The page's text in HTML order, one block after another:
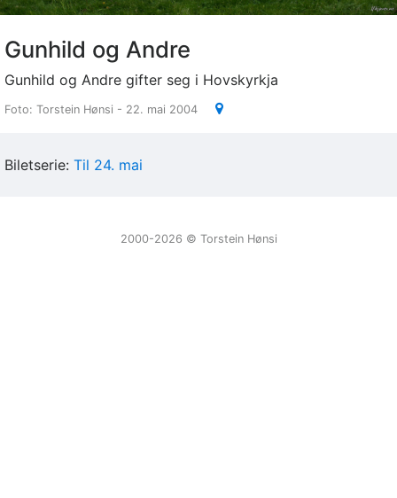
Gunhild og Andre
Gunhild og Andre gifter seg i Hovskyrkja
Foto: Torstein Hønsi - 22. mai 2004
Biletserie: Til 24. mai
2000-2026 ©️ Torstein Hønsi